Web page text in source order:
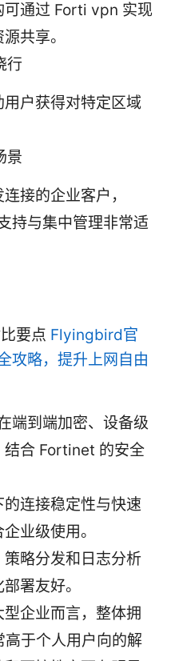
可通过 Forti vpn 实现
共享。
行
户获得对特定区域
景
接的企业客户，
持与集中管理非常适
要点 Flyingbird官
攻略，提升上网自由
端到端加密、设备级
结合 Fortinet 的安全
连接稳定性与快速
业级使用。
略分发和日志分析
署友好。
企业而言，整体拥
高于个人用户向的解